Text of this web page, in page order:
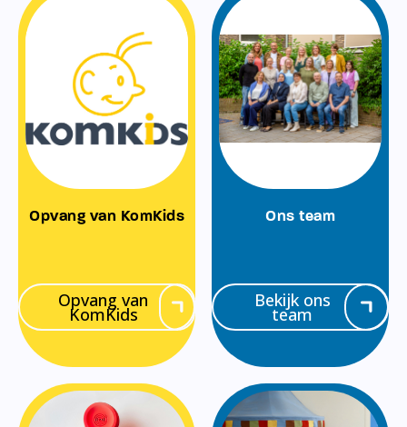
Opvang van KomKids
Opvang van
KomKids
Ons team
Bekijk ons
team